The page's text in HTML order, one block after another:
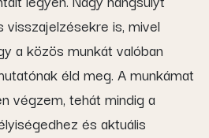
is, mivel
a közös munkát valóban
éld meg. A munkámat
végzem, tehát mindig a
és aktuális